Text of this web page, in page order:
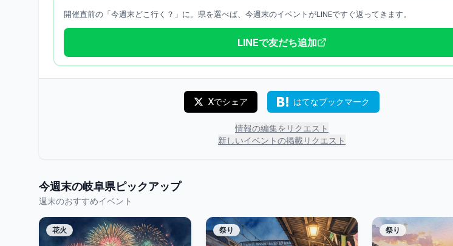
開催直前の「今週末どこ行く？」に。県を選べば、今週末のイベントがLINEですぐ返ってきます。
LINEで友だち追加
Xでシェア はてなブックマーク
情報の編集をリクエスト
新しいイベントの掲載リクエスト
今週末の岐阜県ピックアップ
週末のおすすめイベント
花火 祭り 祭り